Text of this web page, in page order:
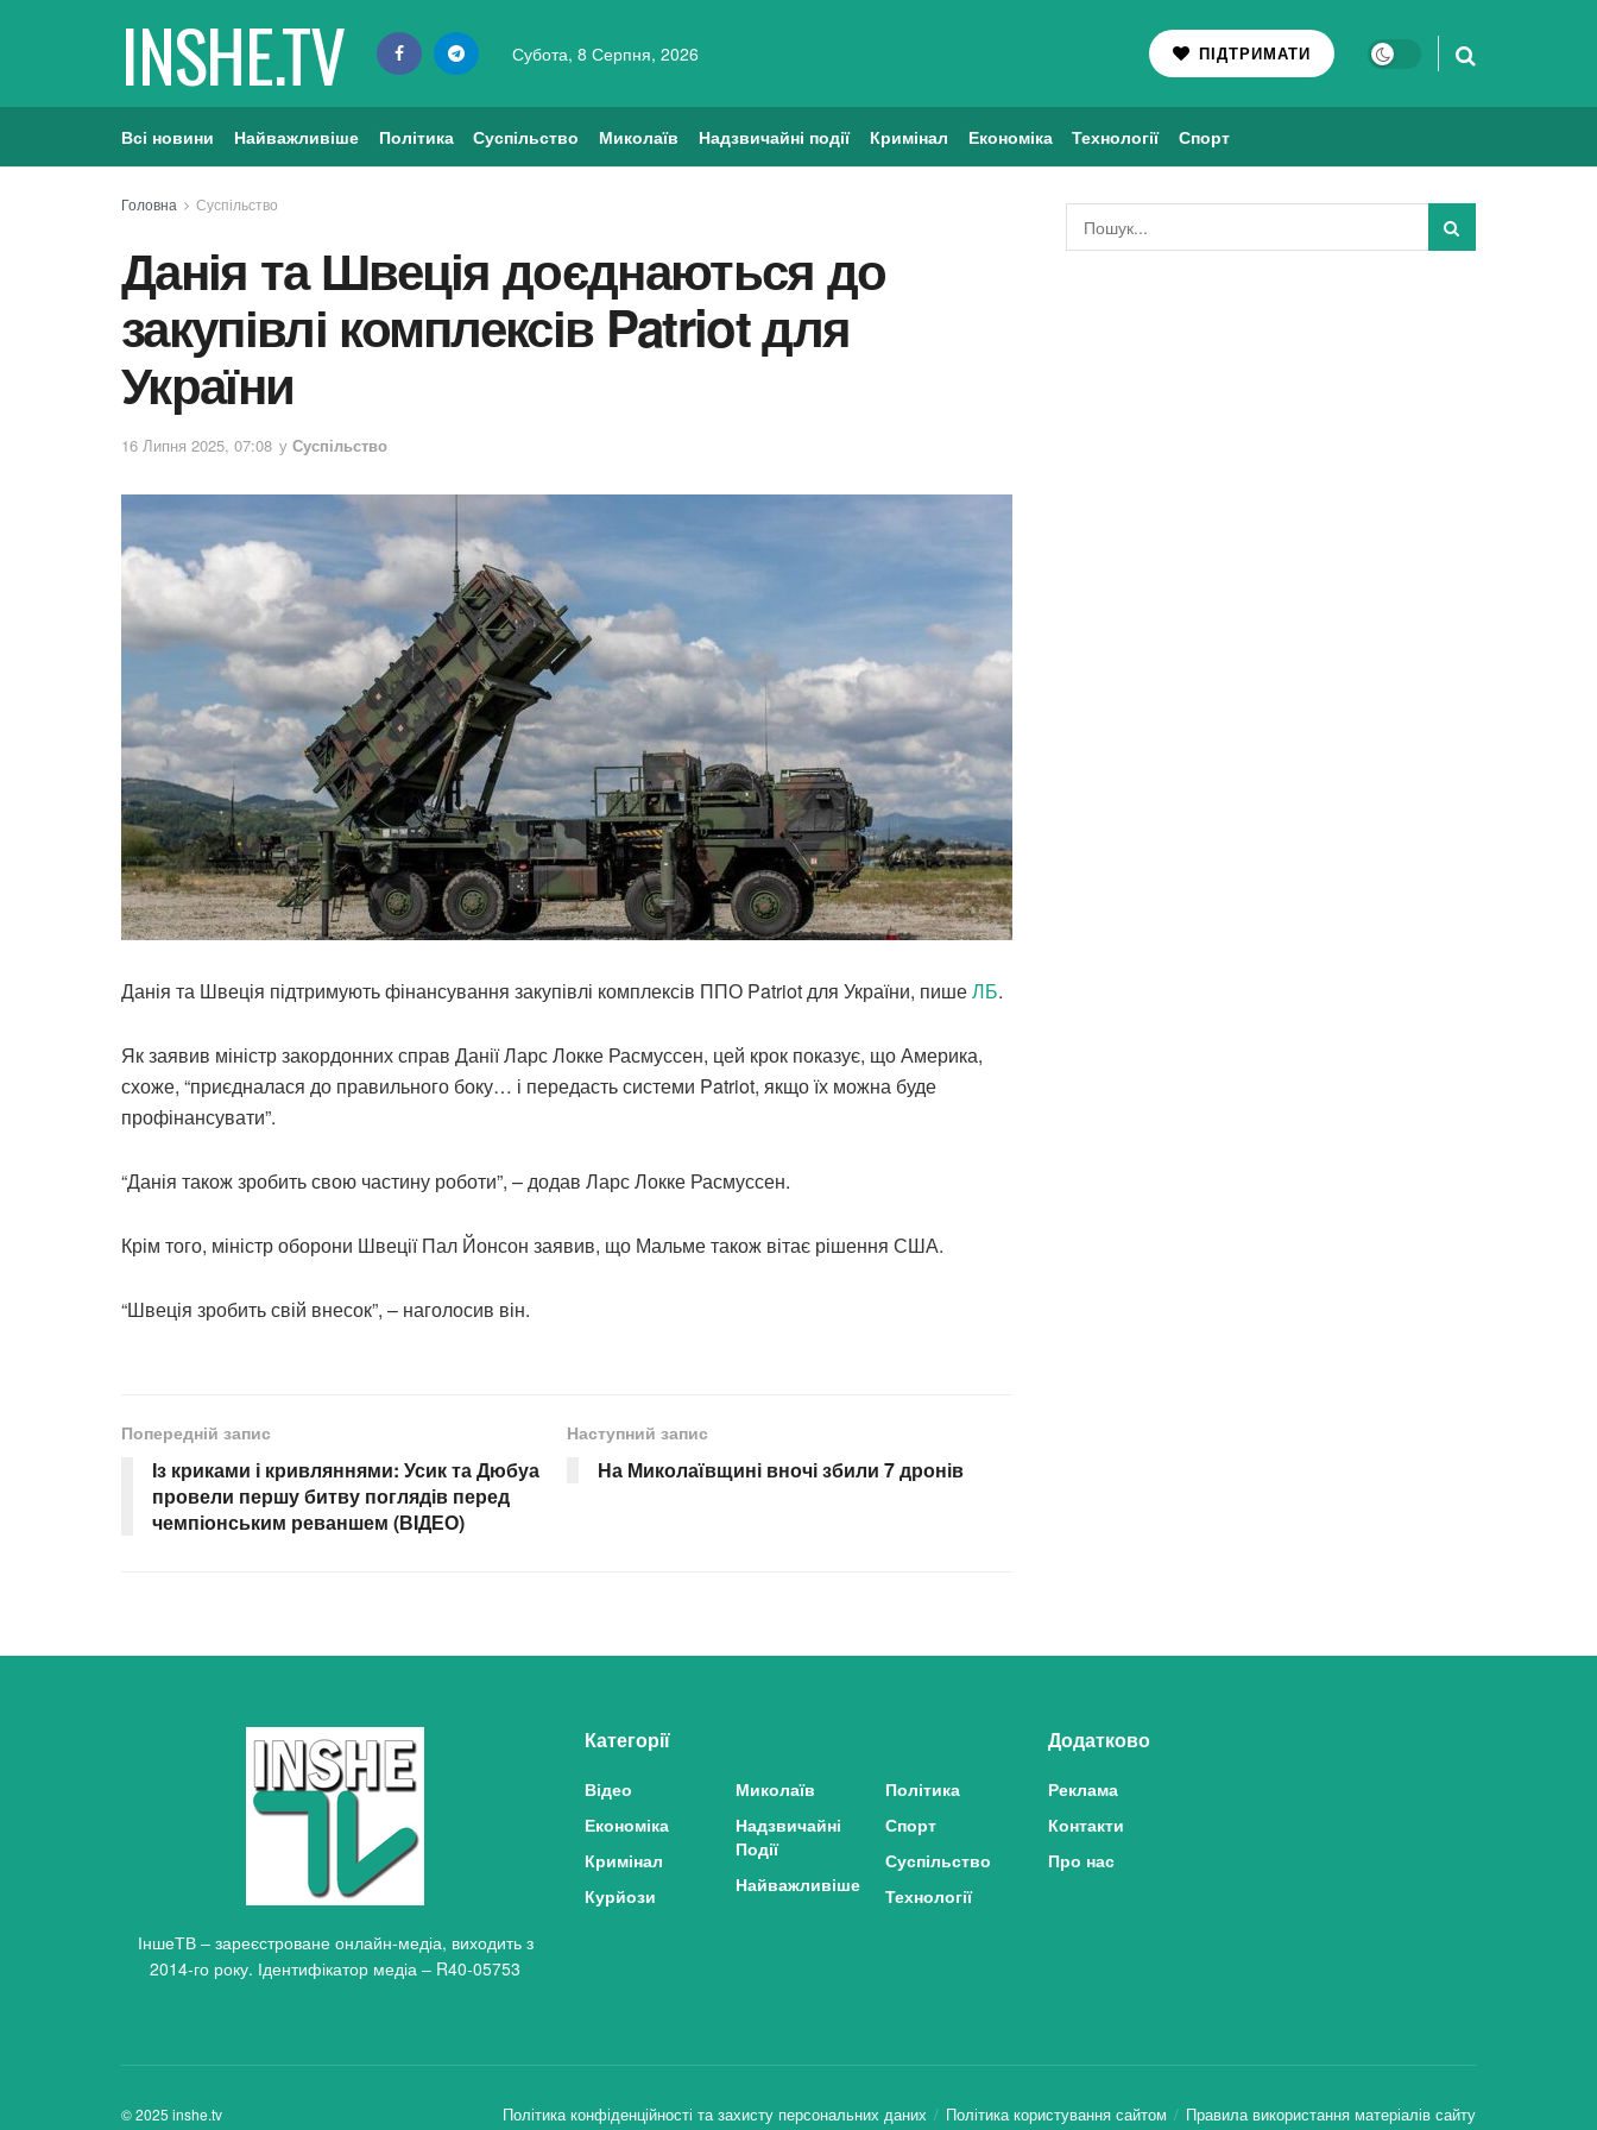
INSHE.TV Субота, 8 Серпня, 2026 ПІДТРИМАТИ
Всі новини Найважливіше Політика Суспільство Миколаїв Надзвичайні події Кримінал Економіка Технології Спорт
Головна Суспільство
Данія та Швеція доєднаються до
закупівлі комплексів Patriot для
України
16 Липня 2025, 07:08 у Суспільство
Данія та Швеція підтримують фінансування закупівлі комплексів ППО Patriot для України, пишеЛБ.
Як заявив міністр закордонних справ Данії Ларс Локке Расмуссен, цей крок показує, що Америка,
схоже, “приєдналася до правильного боку… і передасть системи Patriot, якщо їх можна буде
профінансувати”.
“Данія також зробить свою частину роботи”, – додав Ларс Локке Расмуссен.
Крім того, міністр оборони Швеції Пал Йонсон заявив, що Мальме також вітає рішення США.
“Швеція зробить свій внесок”, – наголосив він.
Попередній запис
Із криками і кривляннями: Усик та Дюбуа
провели першу битву поглядів перед
чемпіонським реваншем (ВIДЕО)
Наступний запис
На Миколаївщині вночі збили 7 дронів
ІншеТВ – зареєстроване онлайн-медіа, виходить з
2014-го року. Ідентифікатор медіа – R40-05753
Категорії
Відео
Економіка
Кримінал
Курйози
Миколаїв
Надзвичайні
Події
Найважливіше
Політика
Спорт
Суспільство
Технології
Додатково
Реклама
Контакти
Про нас
Політика конфіденційності та захисту персональних даних Політика користування сайтом Правила використання матеріалів сайту
© 2025 inshe.tv